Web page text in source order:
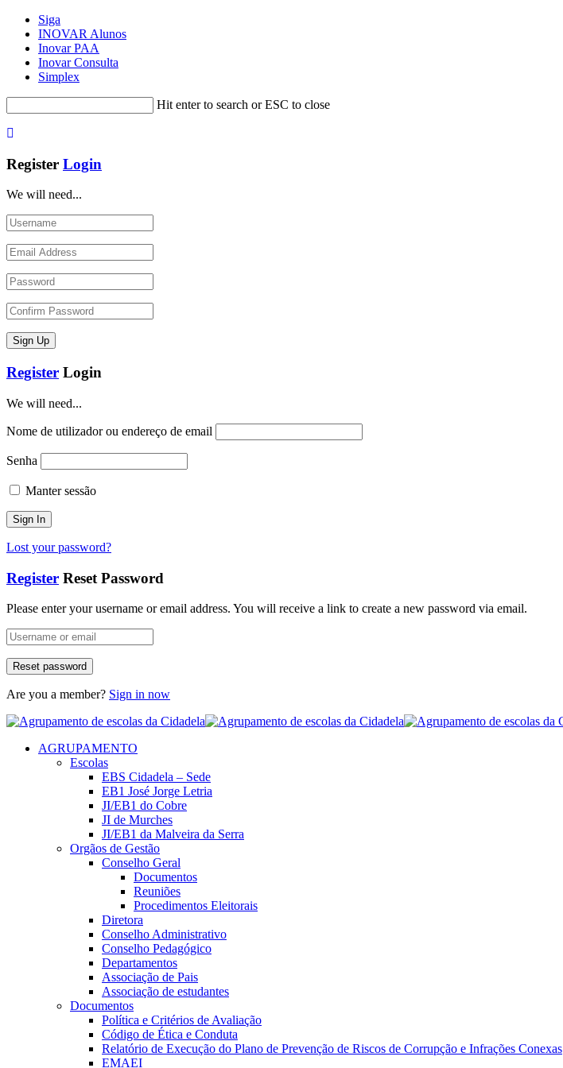
Siga
INOVAR Alunos
Inovar PAA
Inovar Consulta
Simplex
Hit enter to search or ESC to close
Register Login
We will need...
Register Login
We will need...
Nome de utilizador ou endereço de email
Senha
Manter sessão
Lost your password?
Register Reset Password
Please enter your username or email address. You will receive a link to create a new password via email.
Are you a member? Sign in now
AGRUPAMENTO
Escolas
EBS Cidadela – Sede
EB1 José Jorge Letria
JI/EB1 do Cobre
JI de Murches
JI/EB1 da Malveira da Serra
Orgãos de Gestão
Conselho Geral
Documentos
Reuniões
Procedimentos Eleitorais
Diretora
Conselho Administrativo
Conselho Pedagógico
Departamentos
Associação de Pais
Associação de estudantes
Documentos
Política e Critérios de Avaliação
Código de Ética e Conduta
Relatório de Execução do Plano de Prevenção de Riscos de Corrupção e Infrações Conexas
EMAEI